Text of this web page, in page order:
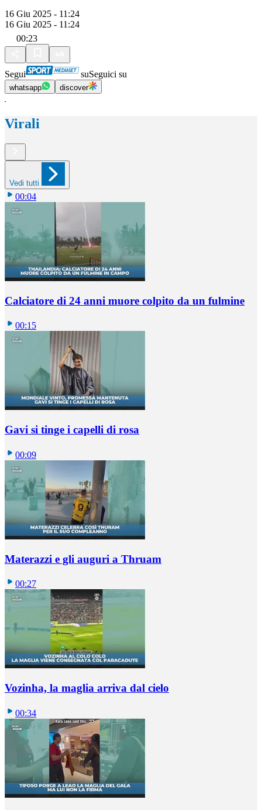
16 Giu 2025 - 11:24
16 Giu 2025 - 11:24
00:23
Segui suSeguici su
whatsapp discover
Virali
Vedi tutti
00:04
Calciatore di 24 anni muore colpito da un fulmine
00:15
Gavi si tinge i capelli di rosa
00:09
Materazzi e gli auguri a Thruam
00:27
Vozinha, la maglia arriva dal cielo
00:34